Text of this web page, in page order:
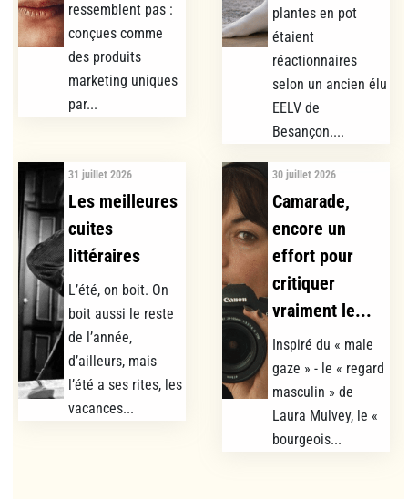
ressemblent pas :
conçues comme
des produits
marketing uniques
par...
plantes en pot
étaient
réactionnaires
selon un ancien élu
EELV de
Besançon....
31 juillet 2026
Les meilleures
cuites
littéraires
L’été, on boit. On
boit aussi le reste
de l’année,
d’ailleurs, mais
l’été a ses rites, les
vacances...
30 juillet 2026
Camarade,
encore un
effort pour
critiquer
vraiment le...
Inspiré du « male
gaze » - le « regard
masculin » de
Laura Mulvey, le «
bourgeois...